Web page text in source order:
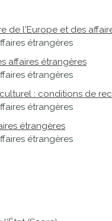
de l'Europe et des
étrangères
affaires étrangères
étrangères
: conditions de
étrangères
étrangères
étrangères